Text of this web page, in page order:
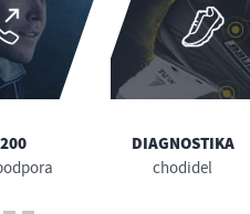
DIAGNOSTIKA
chodidel